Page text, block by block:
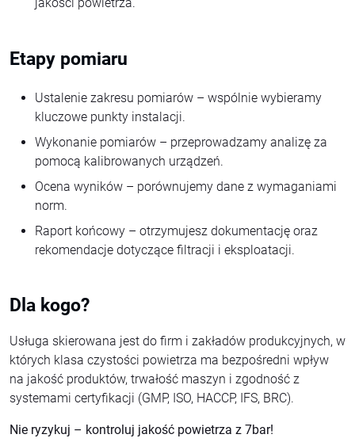
Etapy pomiaru
Ustalenie zakresu pomiarów – wspólnie wybieramy
kluczowe punkty instalacji.
Wykonanie pomiarów – przeprowadzamy analizę za
pomocą kalibrowanych urządzeń.
Ocena wyników – porównujemy dane z wymaganiami
norm.
Raport końcowy – otrzymujesz dokumentację oraz
rekomendacje dotyczące filtracji i eksploatacji.
Dla kogo?
Usługa skierowana jest do firm i zakładów produkcyjnych, w
których klasa czystości powietrza ma bezpośredni wpływ
na jakość produktów, trwałość maszyn i zgodność z
systemami certyfikacji (GMP, ISO, HACCP, IFS, BRC).
Nie ryzykuj – kontroluj jakość powietrza z 7bar!